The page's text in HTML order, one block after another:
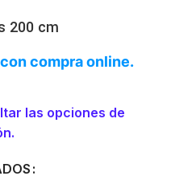
200 cm
compra online.
las opciones de